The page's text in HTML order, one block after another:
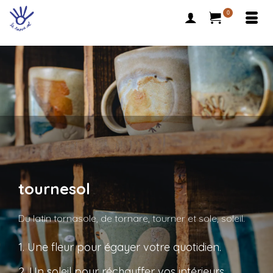
0
tournesol
Du latin tornasole, de tornare, tourner et sole, soleil.
1. Une fleur pour égayer votre quotidien.